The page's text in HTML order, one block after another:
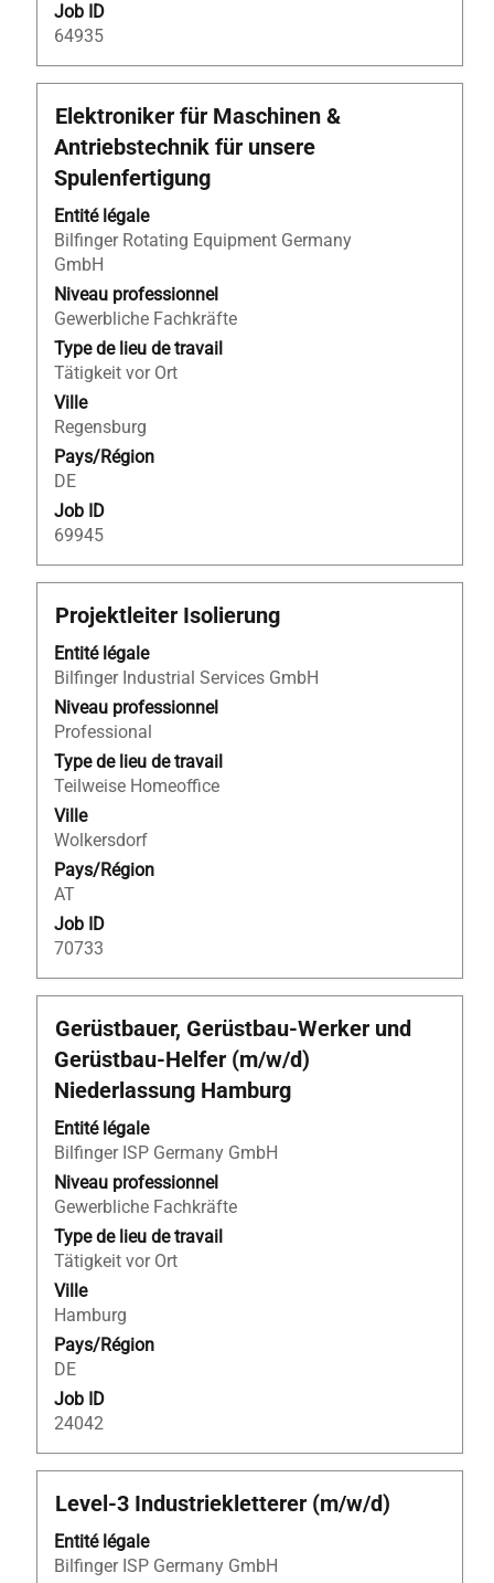
Job ID
64935
Titre
Elektroniker für Maschinen &
Antriebstechnik für unsere
Spulenfertigung
Entité légale
Bilfinger Rotating Equipment Germany
GmbH
Niveau professionnel
Gewerbliche Fachkräfte
Type de lieu de travail
Tätigkeit vor Ort
Ville
Regensburg
Pays/Région
DE
Job ID
69945
Sélectionnez
avec
la
barre
d’espacement
pour
afficher
tout
le
contenu
des
informations
d’emploi.
Titre
Projektleiter Isolierung
Entité légale
Bilfinger Industrial Services GmbH
Niveau professionnel
Professional
Type de lieu de travail
Teilweise Homeoffice
Ville
Wolkersdorf
Pays/Région
AT
Job ID
70733
Sélectionnez
avec
la
barre
d’espacement
pour
afficher
tout
le
contenu
des
informations
d’emploi.
Titre
Gerüstbauer, Gerüstbau-Werker und
Gerüstbau-Helfer (m/w/d)
Niederlassung Hamburg
Entité légale
Bilfinger ISP Germany GmbH
Niveau professionnel
Gewerbliche Fachkräfte
Type de lieu de travail
Tätigkeit vor Ort
Ville
Hamburg
Pays/Région
DE
Job ID
24042
Sélectionnez
avec
la
barre
d’espacement
pour
afficher
tout
le
contenu
des
informations
d’emploi.
Titre
Level-3 Industriekletterer (m/w/d)
Entité légale
Bilfinger ISP Germany GmbH
Sélectionnez
la
barre